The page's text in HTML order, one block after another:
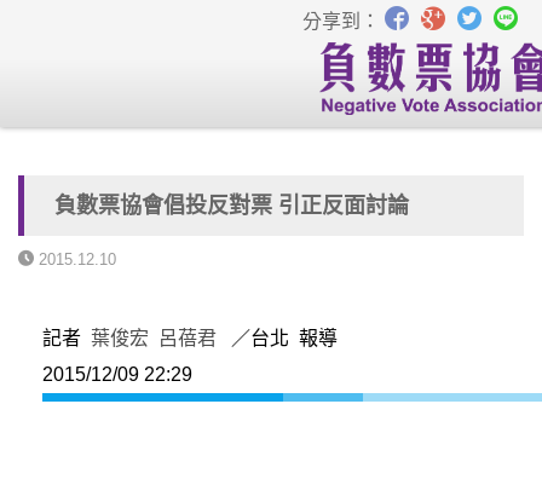
分享到：
負數票協會倡投反對票 引正反面討論
2015.12.10
記者 葉俊宏 呂蓓君
／台北 報導
2015/12/09 22:29